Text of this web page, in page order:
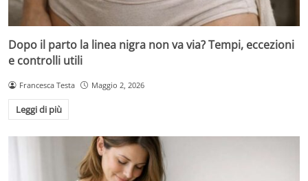
Dopo il parto la linea nigra non va via? Tempi, eccezioni
e controlli utili
Francesca Testa Maggio 2, 2026
Leggi di più